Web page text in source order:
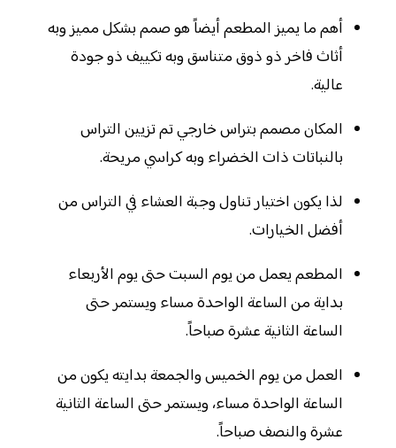
أهم ما يميز المطعم أيضاً هو صمم بشكل مميز وبه
أثاث فاخر ذو ذوق متناسق وبه تكييف ذو جودة
عالية.
المكان مصمم بتراس خارجي تم تزيين التراس
بالنباتات ذات الخضراء وبه كراسي مريحة.
لذا يكون اختيار تناول وجبة العشاء في التراس من
أفضل الخيارات.
المطعم يعمل من يوم السبت حتى يوم الأربعاء
بداية من الساعة الواحدة مساء ويستمر حتى
الساعة الثانية عشرة صباحاً.
العمل من يوم الخميس والجمعة بدايته يكون من
الساعة الواحدة مساء، ويستمر حتى الساعة الثانية
عشرة والنصف صباحاً.